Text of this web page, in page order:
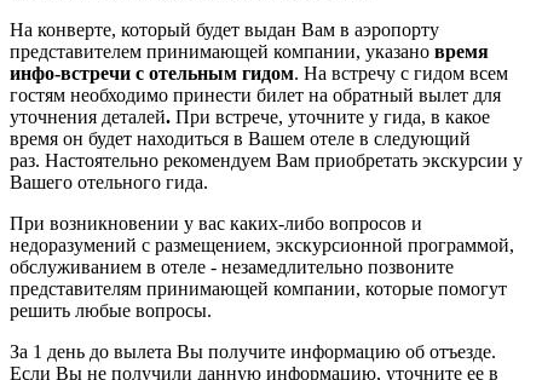
На конверте, который будет выдан Вам в аэропорту
представителем принимающей компании, указано время
инфо-встречи с отельным гидом. На встречу с гидом всем
гостям необходимо принести билет на обратный вылет для
уточнения деталей. При встрече, уточните у гида, в какое
время он будет находиться в Вашем отеле в следующий
раз. Настоятельно рекомендуем Вам приобретать экскурсии у
Вашего отельного гида.
При возникновении у вас каких-либо вопросов и
недоразумений с размещением, экскурсионной программой,
обслуживанием в отеле - незамедлительно позвоните
представителям принимающей компании, которые помогут
решить любые вопросы.
За 1 день до вылета Вы получите информацию об отъезде.
Если Вы не получили данную информацию, уточните ее в